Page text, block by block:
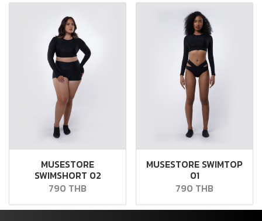
MUSESTORE
SWIMSHORT 02
790 THB
MUSESTORE SWIMTOP
01
790 THB